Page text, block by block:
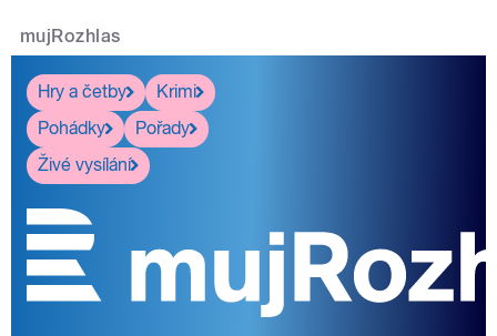
mujRozhlas
Hry a četby
Krimi
Pohádky
Pořady
Živé vysílání